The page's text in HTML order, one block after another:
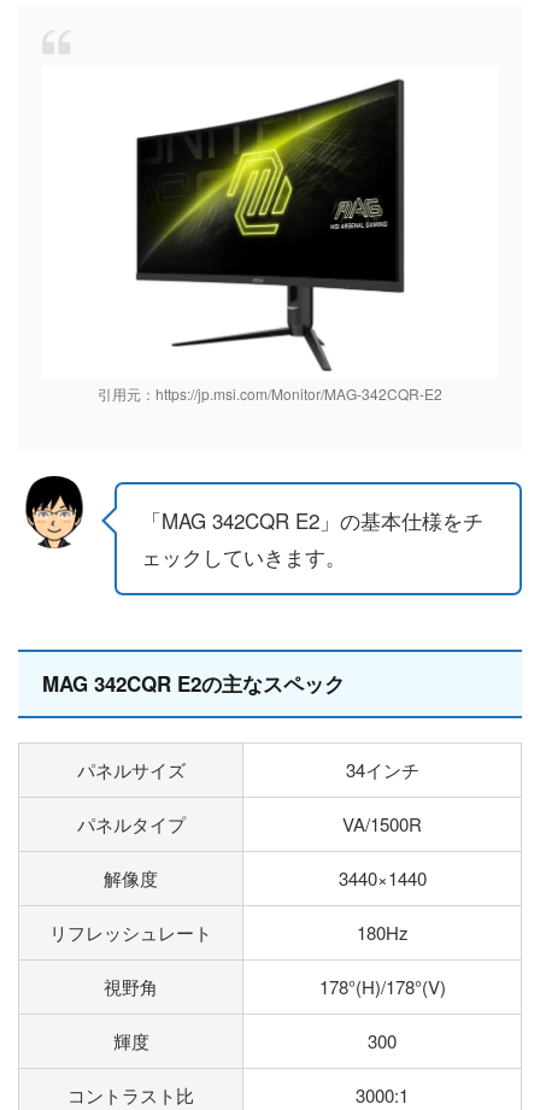
引用元：https://jp.msi.com/Monitor/MAG-342CQR-E2
「MAG 342CQR E2」の基本仕様をチ
ェックしていきます。
MAG 342CQR E2の主なスペック
パネルサイズ 34インチ
パネルタイプ VA/1500R
解像度 3440×1440
リフレッシュレート 180Hz
視野角 178°(H)/178°(V)
輝度 300
コントラスト比 3000:1